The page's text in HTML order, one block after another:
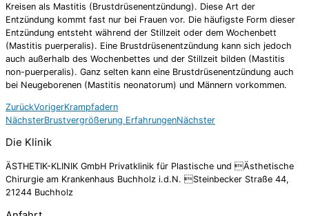
Kreisen als Mastitis (Brustdrüsenentzündung). Diese Art der
Entzündung kommt fast nur bei Frauen vor. Die häufigste Form dieser
Entzündung entsteht während der Stillzeit oder dem Wochenbett
(Mastitis puerperalis). Eine Brustdrüsenentzündung kann sich jedoch
auch außerhalb des Wochenbettes und der Stillzeit bilden (Mastitis
non-puerperalis). Ganz selten kann eine Brustdrüsenentzündung auch
bei Neugeborenen (Mastitis neonatorum) und Männern vorkommen.
ZurückVorigerKrampfadern
NächsterBrustvergrößerung ErfahrungenNächster
Die Klinik
ÄSTHETIK-KLINIK GmbH Privatklinik für Plastische und Ästhetische
Chirurgie am Krankenhaus Buchholz i.d.N. Steinbecker Straße 44,
21244 Buchholz